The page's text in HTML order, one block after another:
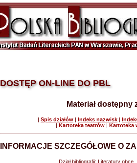
DOSTĘP ON-LINE DO PBL
Materiał dostępny
| Spis działów | Indeks nazwisk |
| Kartoteka teatrów| Kartoteka
INFORMACJE SZCZEGÓŁOWE O
Dział bibliografii: Literatury obce